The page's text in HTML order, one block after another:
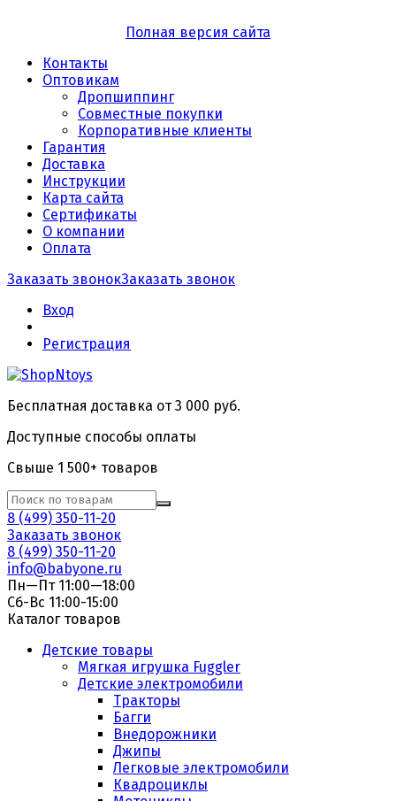
Полная версия сайта
Контакты
Оптовикам
Дропшиппинг
Совместные покупки
Корпоративные клиенты
Гарантия
Доставка
Инструкции
Карта сайта
Сертификаты
О компании
Оплата
Заказать звонокЗаказать звонок
Вход
Регистрация
Бесплатная доставка от 3 000 руб.
Доступные способы оплаты
Свыше 1 500+ товаров
8 (499) 350-11-20
Заказать звонок
8 (499) 350-11-20
info@babyone.ru
Пн—Пт 11:00—18:00
Сб-Вс 11:00-15:00
Каталог товаров
Детские товары
Мягкая игрушка Fuggler
Детские электромобили
Тракторы
Багги
Внедорожники
Джипы
Легковые электромобили
Квадроциклы